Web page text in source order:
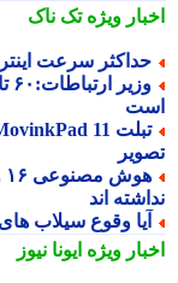
ویژهتک ناک
سرعت
هوش
اند
وقوع سیلاب های
ویژهایونا نیوز